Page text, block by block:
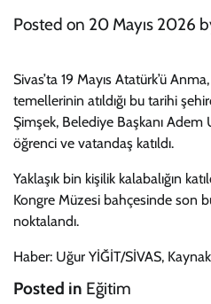
Posted on 20 Mayıs 2026
Sivas’ta 19 Mayıs Atatürk’ü
temellerinin atıldığı bu tarihi
Şimşek, Belediye Başkanı
öğrenci ve vatandaş katıldı.
Yaklaşık bin kişilik kalabalığın
Kongre Müzesi bahçesinde son
noktalandı.
Haber: Uğur YİĞİT/SİVAS,
Posted in Eğitim